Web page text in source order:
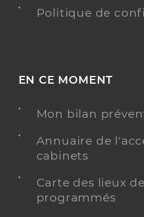
Politique de
EN CE MOMENT
Mon bilan
Annuaire de
cabinets
Carte des lieux
programmés